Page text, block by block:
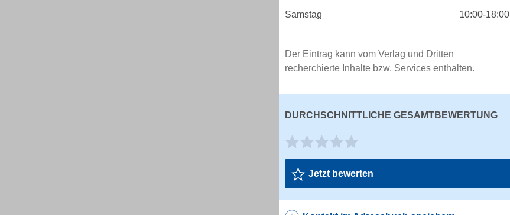
Samstag 10:00-18:00
Der Eintrag kann vom Verlag und Dritten
recherchierte Inhalte bzw. Services enthalten.
DURCHSCHNITTLICHE GESAMTBEWERTUNG
Jetzt bewerten